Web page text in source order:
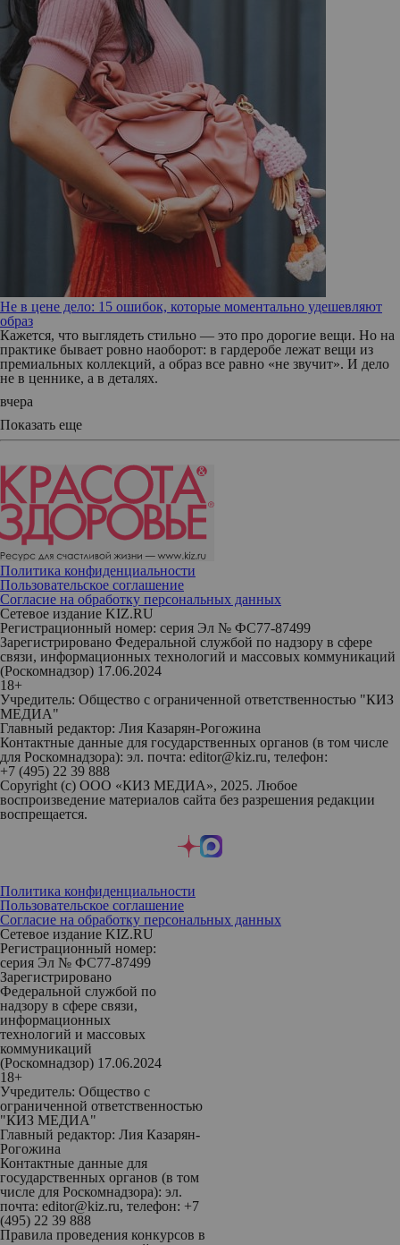
Не в цене дело: 15 ошибок, которые моментально удешевляют
образ
Кажется, что выглядеть стильно — это про дорогие вещи. Но на
практике бывает ровно наоборот: в гардеробе лежат вещи из
премиальных коллекций, а образ все равно «не звучит». И дело
не в ценнике, а в деталях.
вчера
Показать еще
Политика конфиденциальности
Пользовательское соглашение
Согласие на обработку персональных данных
Сетевое издание KIZ.RU
Регистрационный номер: серия Эл № ФС77-87499
Зарегистрировано Федеральной службой по надзору в сфере
связи, информационных технологий и массовых коммуникаций
(Роскомнадзор) 17.06.2024
18+
Учредитель: Общество с ограниченной ответственностью "КИЗ
МЕДИА"
Главный редактор: Лия Казарян-Рогожина
Контактные данные для государственных органов (в том числе
для Роскомнадзора): эл. почта: editor@kiz.ru, телефон:
+7 (495) 22 39 888
Copyright (с) ООО «КИЗ МЕДИА», 2025. Любое
воспроизведение материалов сайта без разрешения редакции
воспрещается.
Политика конфиденциальности
Пользовательское соглашение
Согласие на обработку персональных данных
Сетевое издание KIZ.RU
Регистрационный номер:
серия Эл № ФС77-87499
Зарегистрировано
Федеральной службой по
надзору в сфере связи,
информационных
технологий и массовых
коммуникаций
(Роскомнадзор) 17.06.2024
18+
Учредитель: Общество с
ограниченной ответственностью
"КИЗ МЕДИА"
Главный редактор: Лия Казарян-
Рогожина
Контактные данные для
государственных органов (в том
числе для Роскомнадзора): эл.
почта: editor@kiz.ru, телефон: +7
(495) 22 39 888
Правила проведения конкурсов в